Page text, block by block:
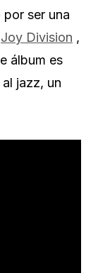
por ser una
Joy Division ,
álbum es
jazz, un